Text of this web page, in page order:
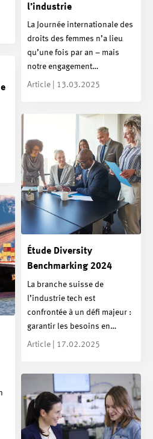
l’industrie
La Journée internationale des
droits des femmes n’a lieu
qu’une fois par an – mais
notre engagement…
Article | 13.03.2025
Étude Diversity
Benchmarking 2024
La branche suisse de
l’industrie tech est
confrontée à un défi majeur :
garantir les besoins en…
Article | 17.02.2025